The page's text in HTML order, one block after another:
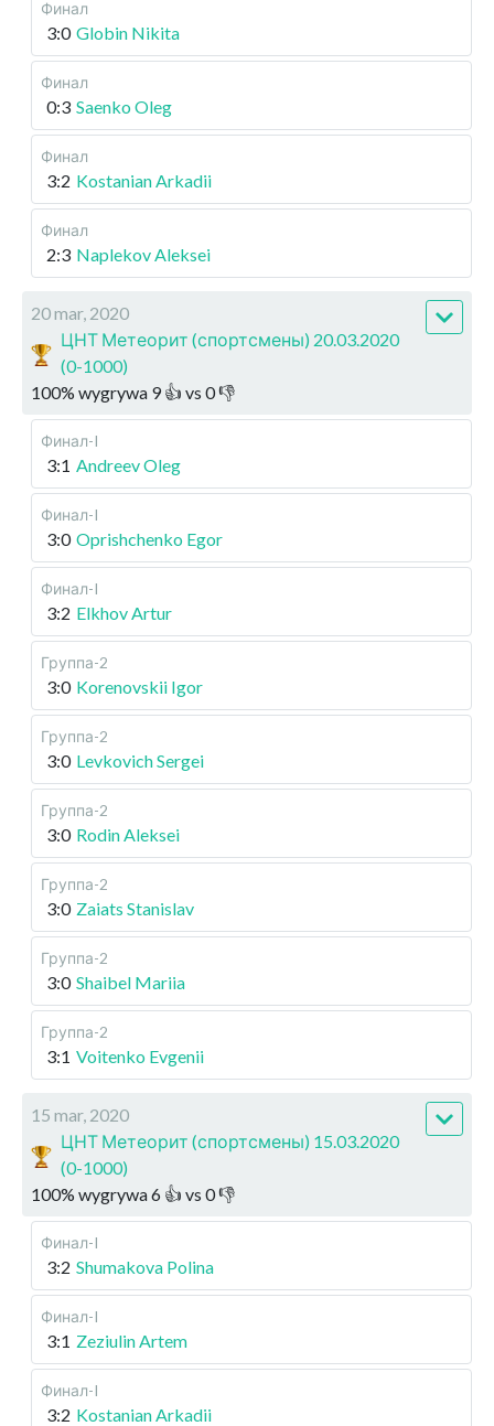
Финал
3:0 Globin Nikita
Финал
0:3 Saenko Oleg
Финал
3:2 Kostanian Arkadii
Финал
2:3 Naplekov Aleksei
20 mar, 2020
ЦНТ Метеорит (спортсмены) 20.03.2020
(0-1000)
100% wygrywa 9👍 vs 0👎
Финал-I
3:1 Andreev Oleg
Финал-I
3:0 Oprishchenko Egor
Финал-I
3:2 Elkhov Artur
Группа-2
3:0 Korenovskii Igor
Группа-2
3:0 Levkovich Sergei
Группа-2
3:0 Rodin Aleksei
Группа-2
3:0 Zaiats Stanislav
Группа-2
3:0 Shaibel Mariia
Группа-2
3:1 Voitenko Evgenii
15 mar, 2020
ЦНТ Метеорит (спортсмены) 15.03.2020
(0-1000)
100% wygrywa6 👍 vs 0👎
Финал-I
3:2 Shumakova Polina
Финал-I
3:1 Zeziulin Artem
Финал-I
3:2 Kostanian Arkadii